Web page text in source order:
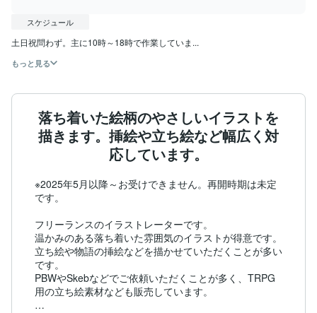
スケジュール
土日祝問わず。主に10時～18時で作業していま...
もっと見る
落ち着いた絵柄のやさしいイラストを
描きます。挿絵や立ち絵など幅広く対
応しています。
※2025年5月以降～お受けできません。再開時期は未定
です。
フリーランスのイラストレーターです。
温かみのある落ち着いた雰囲気のイラストが得意です。
立ち絵や物語の挿絵などを描かせていただくことが多い
です。
PBWやSkebなどでご依頼いただくことが多く、TRPG
用の立ち絵素材なども販売しています。